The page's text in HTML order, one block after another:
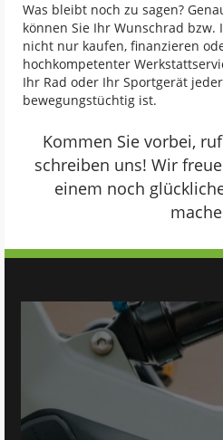
Was bleibt noch zu sagen?
können Sie Ihr Wunschrad
nicht nur kaufen, finanzieren
hochkompetenter
Ihr Rad oder Ihr Sportgerät
bewegungstüchtig ist.
Kommen Sie vorbei,
schreiben uns! Wir
einem noch